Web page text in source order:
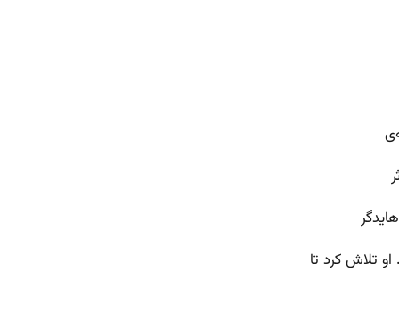
تلاش کرد تا